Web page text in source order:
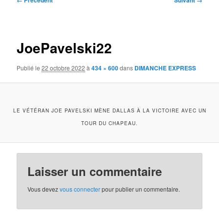
JoePavelski22
Publié le22 octobre 2022 à434 × 600dans DIMANCHE EXPRESS
LE VÉTÉRAN JOE PAVELSKI MÈNE DALLAS À LA VICTOIRE AVEC UN
TOUR DU CHAPEAU.
Laisser un commentaire
Vous devezvous connecterpour publier un commentaire.